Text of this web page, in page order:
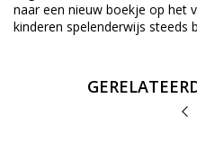
naar een nieuw boekje op het
kinderen spelenderwijs steeds